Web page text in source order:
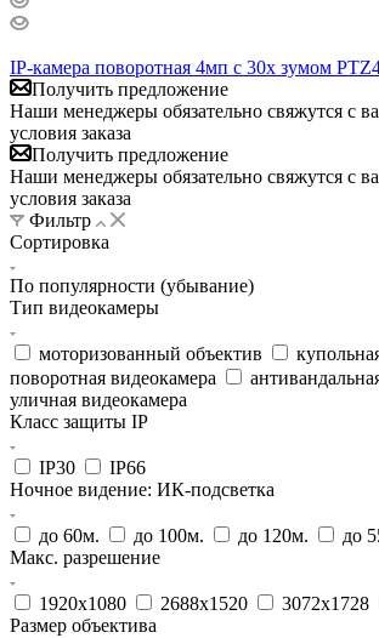
IP-камера поворотная 4мп с 30x зумом
Получить предложение
Наши менеджеры обязательно свяжутся с
условия заказа
Получить предложение
Наши менеджеры обязательно свяжутся с
условия заказа
Фильтр
Сортировка
По популярности (убывание)
Тип видеокамеры
моторизованный объектив
поворотная видеокамера
уличная видеокамера
Класс защиты IP
IP30
IP66
Ночное видение: ИК-подсветка
до 60м. до 100м. до 120м.
до
Макс. разрешение
1920x1080 2688x1520 3072x1728
Размер объектива